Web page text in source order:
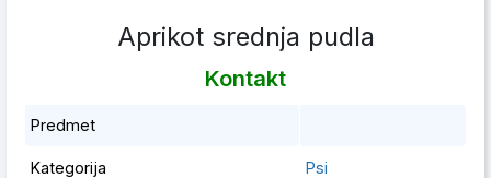
Aprikot srednja pudla
Kontakt
Predmet
Kategorija Psi